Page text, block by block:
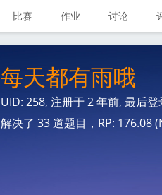
比赛 作业 讨论
每天都有雨哦
UID: 258, 注册于2 年前, 最后登
解决了 33 道题目，RP: 176.08